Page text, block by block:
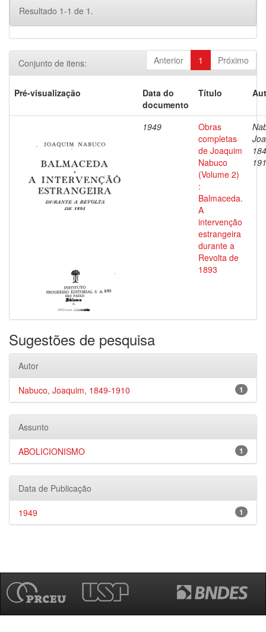
Resultado 1-1 de 1.
Anterior 1 Próximo
Conjunto de itens:
Pré-visualização
Data do
documento
Título
1949
Obras
completas
de Joaquim
Nabuco
(Volume 2)
:
Balmaceda.
A
intervenção
estrangeira
durante a
Revolta de
1893
Sugestões de pesquisa
Autor
1
Nabuco, Joaquim, 1849-1910
Assunto
1
ABOLICIONISMO
Data de Publicação
1
1949